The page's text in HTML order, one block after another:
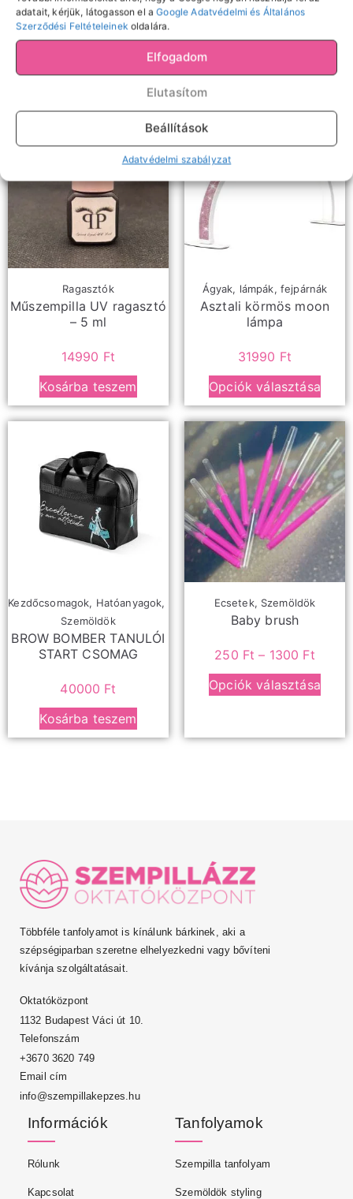
adatait, kérjük, látogasson el aGoogle Adatvédelmi és Általános
Szerződési Feltételeinek oldalára.
Elfogadom
Elutasítom
Beállítások
Adatvédelmi szabályzat
sampon
2490Ft
Kosárba teszem
150Ft
Kosárba teszem
Ragasztók
Műszempilla UV ragasztó
– 5 ml
14990 Ft
Kosárba teszem
Ágyak, lámpák, fejpárnák
Asztali körmös moon
lámpa
31990 Ft
Opciók választása
Kezdőcsomagok, Hatóanyagok,
Szemöldök
BROW BOMBER TANULÓI
START CSOMAG
40000 Ft
Kosárba teszem
Ecsetek, Szemöldök
Baby brush
250 Ft – 1300 Ft
Opciók választása
Többféle tanfolyamot is kínálunk bárkinek, aki a
szépségiparban szeretne elhelyezkedni vagy bővíteni
kívánja szolgáltatásait.
Oktatóközpont
1132 Budapest Váci út 10.
Telefonszám
+3670 3620 749
Email cím
info@szempillakepzes.hu
Információk
Rólunk
Kapcsolat
Tanfolyamok
Szempilla tanfolyam
Szemöldök styling